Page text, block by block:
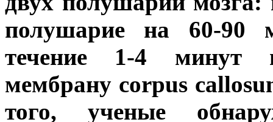
полушарие на 60-90
течение 1-4 минут
мембрану corpus
того, ученые